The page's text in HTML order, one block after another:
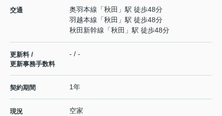
交通 奥羽本線 「秋田 」駅 徒歩48分
羽越本線 「秋田 」駅 徒歩48分
秋田新幹線 「秋田 」駅 徒歩48分
更新料 /
更新事務手数料
- / -
契約期間 1年
現況 空家